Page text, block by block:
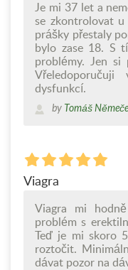
Je mi 37 let a
se zkontrolovat
prášky přestaly
bylo zase 18. S
problémy. Jen
dysfunkcí.
by Tomáš
Viagra
Viagra mi
problém s
Teď je mi skoro
roztočit.
dávat pozor na